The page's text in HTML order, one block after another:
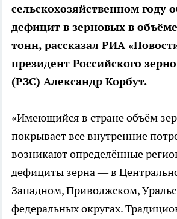
сельскохозяйственном году
дефицит в зерновых в
тонн, рассказал РИА
президент Российского
(РЗС) Александр Корбут.
«Имеющийся в стране объём
покрывает все внутренние
возникают определённые
дефициты зерна — в
Западном, Приволжском,
федеральных округах.